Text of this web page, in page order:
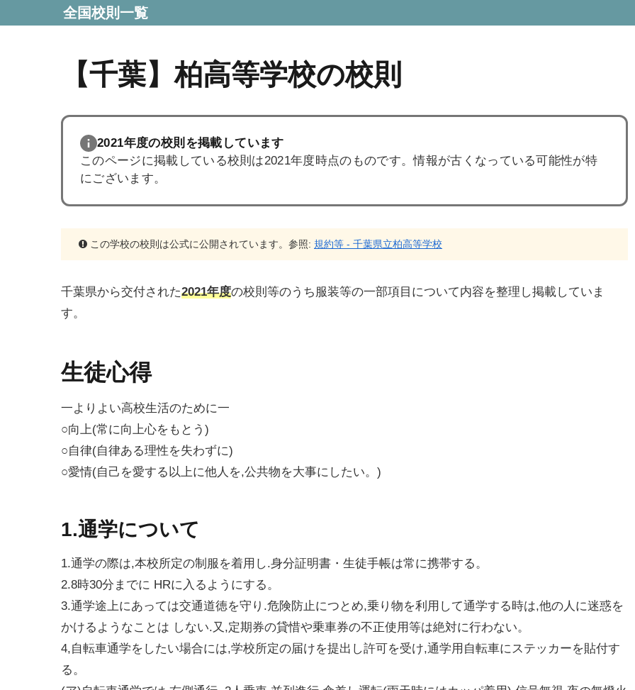
全国校則一覧
【千葉】柏高等学校の校則
2021年度の校則を掲載しています
このページに掲載している校則は2021年度時点のものです。情報が古くなっている可能性が特
にございます。
この学校の校則は公式に公開されています。参照: 規約等 - 千葉県立柏高等学校
千葉県から交付された2021年度の校則等のうち服装等の一部項目について内容を整理し掲載していま
す。
生徒心得
一よりよい高校生活のために一
○向上(常に向上心をもとう)
○自律(自律ある理性を失わずに)
○愛情(自己を愛する以上に他人を,公共物を大事にしたい。)
1.通学について
1.通学の際は,本校所定の制服を着用し.身分証明書・生徒手帳は常に携帯する。
2.8時30分までに HRに入るようにする。
3.通学途上にあっては交通道徳を守り.危険防止につとめ,乗り物を利用して通学する時は,他の人に迷惑を
かけるようなことは しない.又,定期券の貸惜や乗車券の不正使用等は絶対に行わない。
4,自転車通学をしたい場合には,学校所定の届けを提出し許可を受け,通学用自転車にステッカーを貼付す
る。